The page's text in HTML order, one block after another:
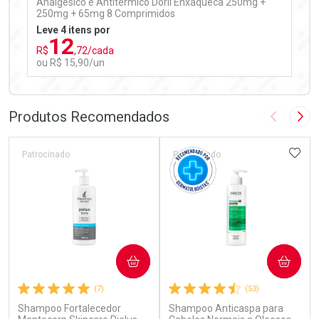
250mg + 65mg 8 Comprimidos
Leve 4 itens por
R$12,72/cada
ou R$ 15,90/un
Laboratório
Ativar Desconto
Comprar sem Desconto
Por Menos
Comprar sem Desconto
Produtos Recomendados Imagem
(7)
Shampoo Fortalecedor
Patrocinado
COMPRAR
(53)
Shampoo Anticaspa para
Patrocinado
COMPRAR